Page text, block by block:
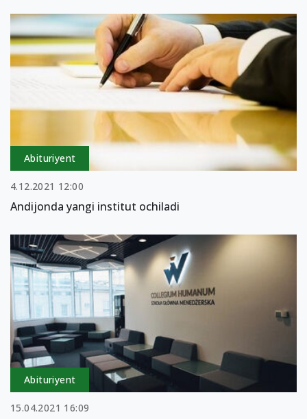
Abituriyent
4.12.2021 12:00
Andijonda yangi institut ochiladi
Abituriyent
15.04.2021 16:09